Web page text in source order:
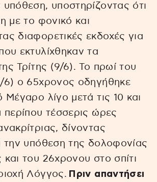
υποστηρίζοντας ότι
με το φονικό και
διαφορετικές εκδοχές για
εκτυλίχθηκαν τα
Τρίτης (9/6). Το πρωί του
6) ο 65χρονος οδηγήθηκε
Μέγαρο λίγο μετά τις 10 και
περίπου τέσσερις ώρες
δίνοντας
την υπόθεση της δολοφονίας
του 26χρονου στο σπίτι
Λόγγος. Πριν απαντήσει